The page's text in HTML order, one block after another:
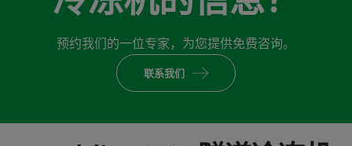
预约我们的一位专家，为您提供免费咨询。
联系我们